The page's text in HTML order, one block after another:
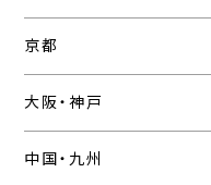
京都
大阪・神戸
中国・九州